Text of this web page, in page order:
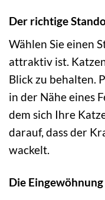
Der richtige
Wählen Sie einen
attraktiv ist.
Blick zu behalten.
in der Nähe eines
dem sich Ihre
darauf, dass der
wackelt.
Die Eingewöhnung